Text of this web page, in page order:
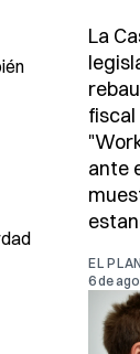
La
fiscal
ante
EL
6 de